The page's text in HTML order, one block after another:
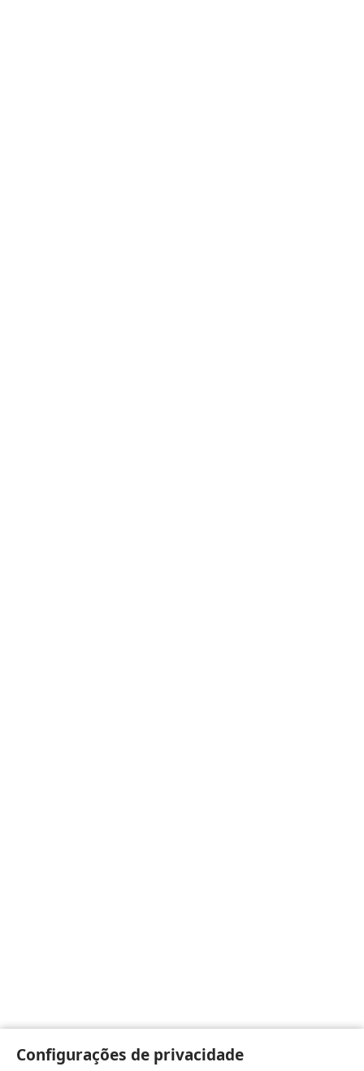
Configurações de privacidade